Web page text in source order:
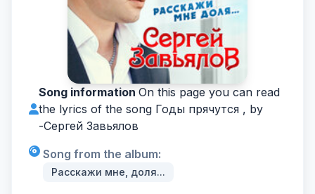
Song information On this page you can read
the lyrics of the song Годы прячутся , by
-Сергей Завьялов
Song from the album:
Расскажи мне, доля...